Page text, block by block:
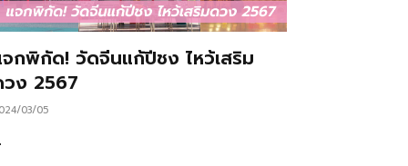
กพิกัด! วัดจีนแก้ปีชง ไหว้เสริม
ง 2567
03/05